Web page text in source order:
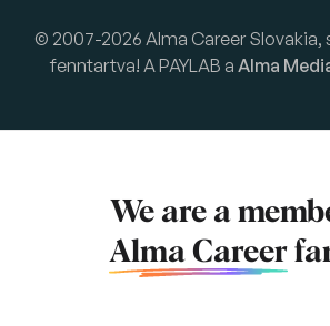
© 2007-2026 Alma Career Slovakia,
fenntartva! A PAYLAB a Alma
We are a
Alma Career